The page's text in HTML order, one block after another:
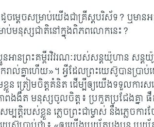
ម្ដេច​សម្រាប់​យើង​ជា​គ្រីស្តបរិស័ទ? ​ឬ​មាន​
មនុស្សជាតិ​នៅ​ក្នុង​ពិភពលោក​នេះ?
អាន​ព្រះគម្ពីរ​វិវរណៈ​របស់​សន្ត​យ៉ូហាន សន្ត​
រាល់​គ្នា​ហើយ»។ អ្វី​ដែល​ព្រះយេស៊ូ​បាន​ប្រ
ម​ខ្លួន ត្រៀម​ចិត្តគំនិត ដើម្បី​ឲ្យ​យើង​ទទួល​កា
ងងឹត មនុស្ស​ចូលចិត្ត៖ ប្រកួតប្រជែង​គ្នា
បត្តិ​របស់​ខ្លួន ​ភ្លេច​ព្រះ​ជា​ម្ចាស់ នឹង​ភ្លេច​ក